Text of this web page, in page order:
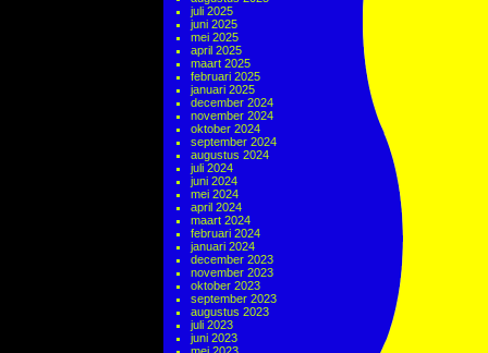
juli 2025
juni 2025
mei 2025
april 2025
maart 2025
februari 2025
januari 2025
december 2024
november 2024
oktober 2024
september 2024
augustus 2024
juli 2024
juni 2024
mei 2024
april 2024
maart 2024
februari 2024
januari 2024
december 2023
november 2023
oktober 2023
september 2023
augustus 2023
juli 2023
juni 2023